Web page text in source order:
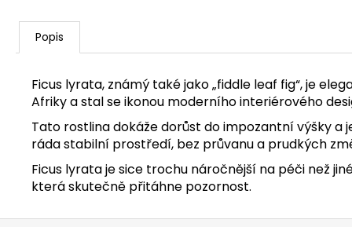
Popis
Ficus lyrata, známý také jako „fiddle leaf fig“, je
Afriky a stal se ikonou moderního interiérového
Tato rostlina dokáže dorůst do impozantní výšky a
ráda stabilní prostředí, bez průvanu a prudkých
Ficus lyrata je sice trochu náročnější na péči než
která skutečně přitáhne pozornost.